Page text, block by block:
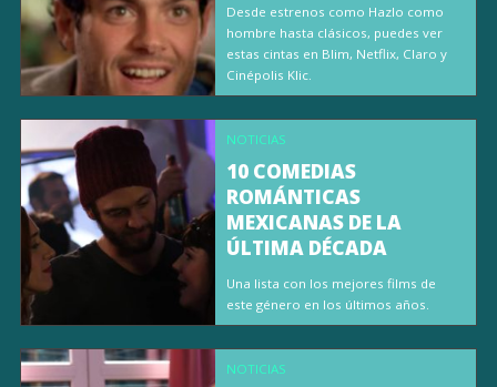
Desde estrenos como Hazlo como
hombre hasta clásicos, puedes ver
estas cintas en Blim, Netflix, Claro y
Cinépolis Klic.
NOTICIAS
10 COMEDIAS
ROMÁNTICAS
MEXICANAS DE LA
ÚLTIMA DÉCADA
Una lista con los mejores films de
este género en los últimos años.
NOTICIAS